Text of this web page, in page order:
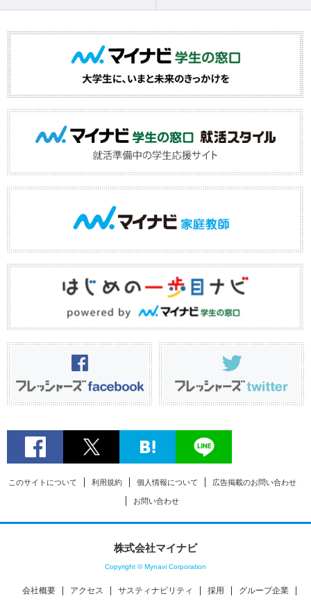
このサイトについて 利用規約 個人情報について 広告掲載のお問い合わせ
お問い合わせ
株式会社マイナビ
Copyright © Mynavi Corporation
会社概要 アクセス サスティナビリティ 採用
グループ企業